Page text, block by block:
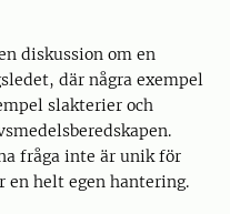
diskussion om en
där några exempel
slakterier och
fråga inte är unik för
en helt egen hantering.